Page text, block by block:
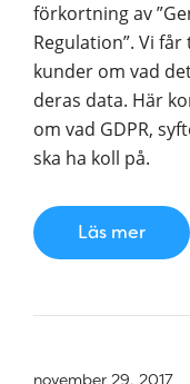
förkortning av
Regulation”. Vi
kunder om vad
deras data. Här
om vad GDPR,
ska ha koll på.
Läs mer
november 29, 2017